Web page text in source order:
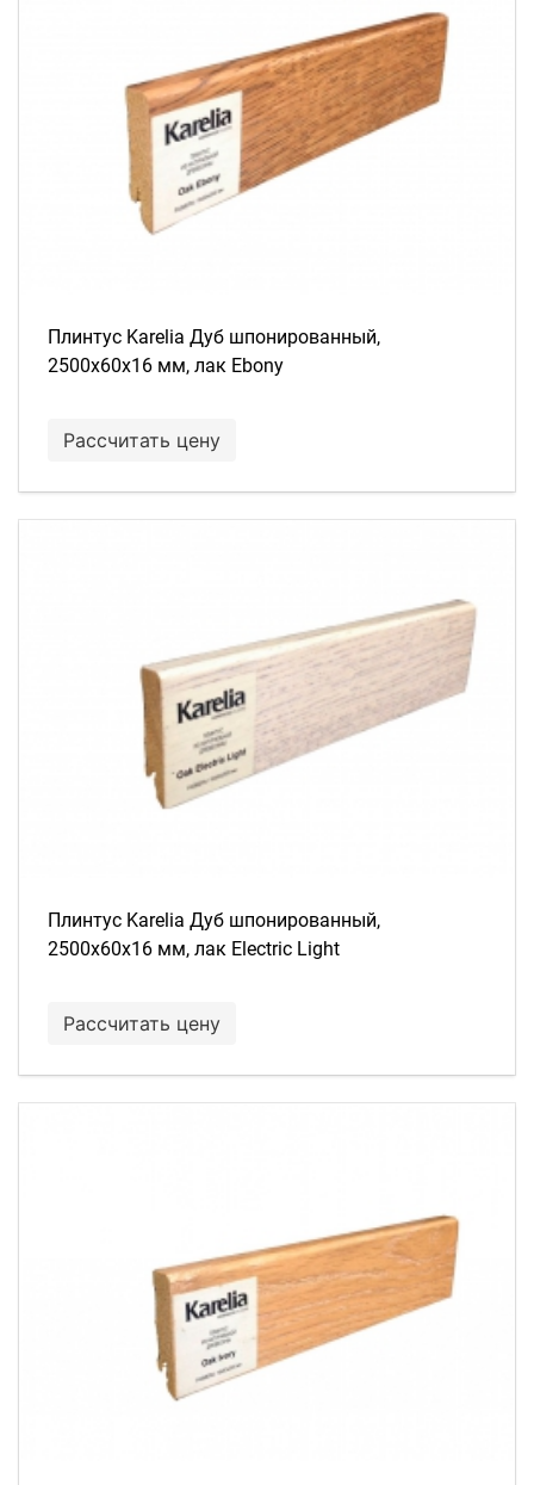
Плинтус Karelia Дуб шпонированный,
2500х60х16 мм, лак Ebony
Рассчитать цену
Плинтус Karelia Дуб шпонированный,
2500х60х16 мм, лак Electric Light
Рассчитать цену